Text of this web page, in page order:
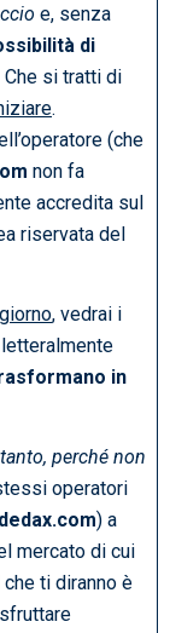
e, senza
di
Che si tratti di
.
(che
non fa
accredita sul
riservata del
, vedrai i
in
perché non
operatori
) a
mercato di cui
ti diranno è